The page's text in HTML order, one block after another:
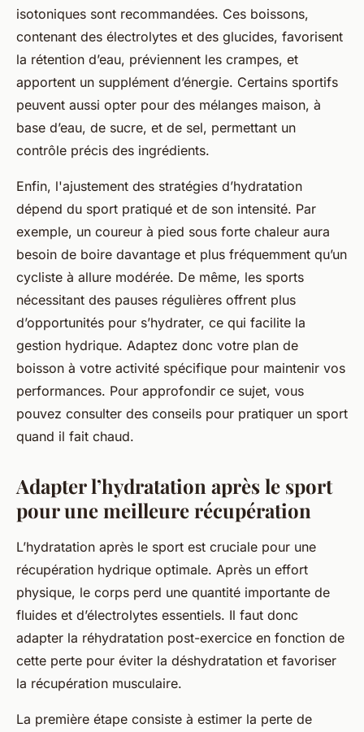
isotoniques sont recommandées. Ces boissons,
contenant des électrolytes et des glucides, favorisent
la rétention d’eau, préviennent les crampes, et
apportent un supplément d’énergie. Certains sportifs
peuvent aussi opter pour des mélanges maison, à
base d’eau, de sucre, et de sel, permettant un
contrôle précis des ingrédients.
Enfin, l'ajustement des stratégies d’hydratation
dépend du sport pratiqué et de son intensité. Par
exemple, un coureur à pied sous forte chaleur aura
besoin de boire davantage et plus fréquemment qu’un
cycliste à allure modérée. De même, les sports
nécessitant des pauses régulières offrent plus
d’opportunités pour s’hydrater, ce qui facilite la
gestion hydrique. Adaptez donc votre plan de
boisson à votre activité spécifique pour maintenir vos
performances. Pour approfondir ce sujet, vous
pouvez consulter des conseils pour pratiquer un sport
quand il fait chaud.
Adapter l’hydratation après le sport
pour une meilleure récupération
L’hydratation après le sport est cruciale pour une
récupération hydrique optimale. Après un effort
physique, le corps perd une quantité importante de
fluides et d’électrolytes essentiels. Il faut donc
adapter la réhydratation post-exercice en fonction de
cette perte pour éviter la déshydratation et favoriser
la récupération musculaire.
La première étape consiste à estimer la perte de